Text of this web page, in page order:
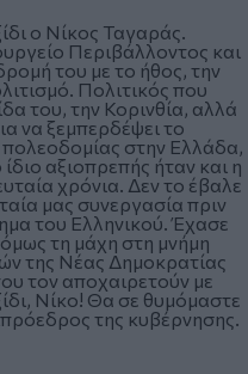
ο Νίκος Ταγαράς.
Περιβάλλοντος και
του με το ήθος, την
Πολιτικός που
του, την Κορινθία, αλλά
να ξεμπερδέψει το
στην Ελλάδα,
αξιοπρεπής ήταν και η
χρόνια. Δεν το έβαλε
μας συνεργασία πριν
του Ελληνικού. Έχασε
τη μάχη στη μνήμη
της Νέας Δημοκρατίας
τον αποχαιρετούν με
Νίκο! Θα σε θυμόμαστε
της κυβέρνησης.